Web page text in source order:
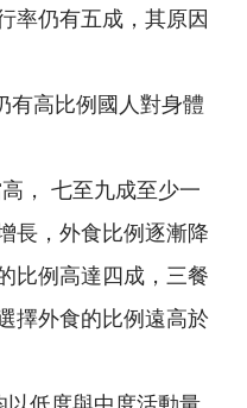
率仍有五成，其原因
有高比例國人對身體
， 七至九成至少一
長，外食比例逐漸降
比例高達四成，三餐
擇外食的比例遠高於